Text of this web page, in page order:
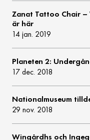
Zanat Tattoo Chair
är här
14 jan. 2019
Planeten 2:
17 dec. 2018
Nationalmuseum
29 nov. 2018
Wingårdhs och